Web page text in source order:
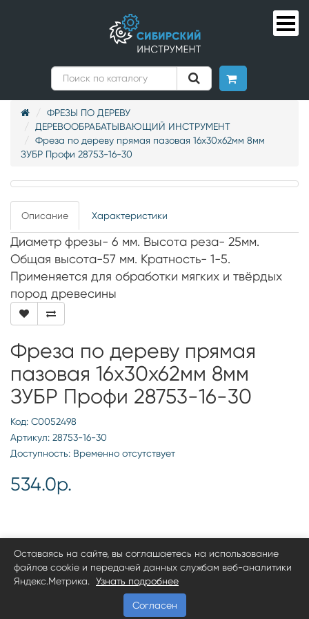
ФРЕЗЫ ПО ДЕРЕВУ
ДЕРЕВООБРАБАТЫВАЮЩИЙ ИНСТРУМЕНТ
Фреза по дереву прямая пазовая 16х30х62мм 8мм
ЗУБР Профи 28753-16-30
Описание Характеристики
Диаметр фрезы- 6 мм. Высота реза- 25мм.
Общая высота-57 мм. Кратность- 1-5.
Применяется для обработки мягких и твёрдых
пород древесины
Фреза по дереву прямая
пазовая 16х30х62мм 8мм
ЗУБР Профи 28753-16-30
Код: С0052498
Артикул: 28753-16-30
Доступность: Временно отсутствует
534.0р.
Оставаясь на сайте, вы соглашаетесь на использование
файлов cookie и передачей данных службам веб-аналитики
Яндекс.Метрика.
Узнать подробнее
Согласен